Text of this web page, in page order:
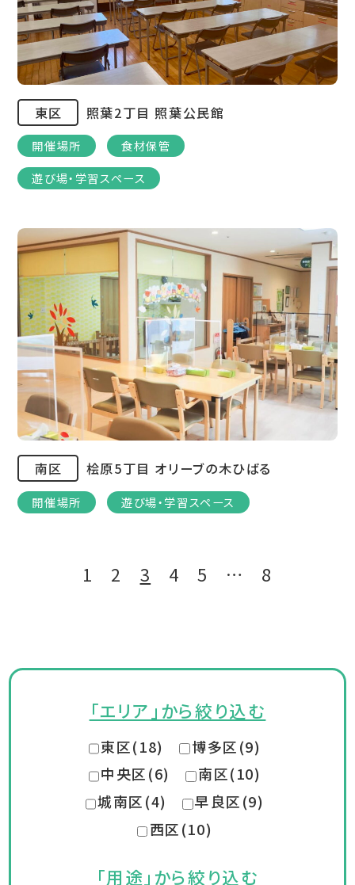
「エリア」から絞り込む
東区(18)
博多区(9)
中央区(6)
南区(10)
城南区(4)
早良区(9)
西区(10)
「用途」から絞り込む
東区 照葉2丁目 照葉公民館
開催場所
食材保管
遊び場・学習スペース
南区 桧原5丁目 オリーブの木ひばる
開催場所 遊び場・学習スペース
1 2 3 4 5 … 8